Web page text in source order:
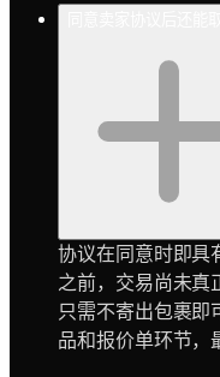
协议在同意时即具
之前，交易尚未
只需不寄出包裹即
品和报价单环节，